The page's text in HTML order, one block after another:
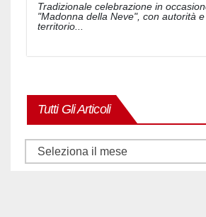
Tradizionale celebrazione in
"Madonna della Neve", con autorità
territorio...
Tutti Gli Articoli
Tutti